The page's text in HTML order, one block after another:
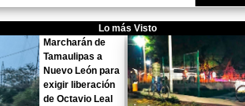
Lo más Visto
Marcharán de
Tamaulipas a
Nuevo León para
exigir liberación
de Octavio Leal